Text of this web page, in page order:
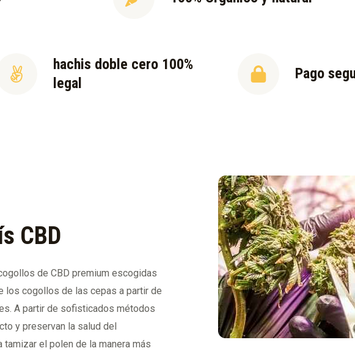
hachis doble cero 100%
legal
Pago
CBD
de CBD premium escogidas
los cogollos de las cepas a partir de
A partir de sofisticados métodos
y preservan la salud del
el polen de la manera más